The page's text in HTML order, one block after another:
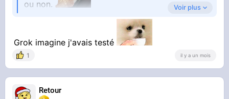
ou non.
Vous utilisez quoi?
Voir plus
Grok imagine j'avais testé
1 il y a un mois
Retour